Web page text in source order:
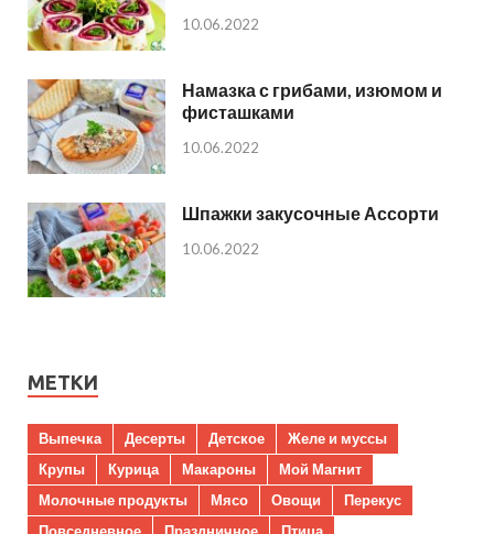
10.06.2022
Намазка с грибами, изюмом и
фисташками
10.06.2022
Шпажки закусочные Ассорти
10.06.2022
МЕТКИ
Выпечка Десерты Детское
Желе и муссы
Крупы
Курица Макароны
Мой Магнит
Молочные продукты
Мясо Овощи
Перекус